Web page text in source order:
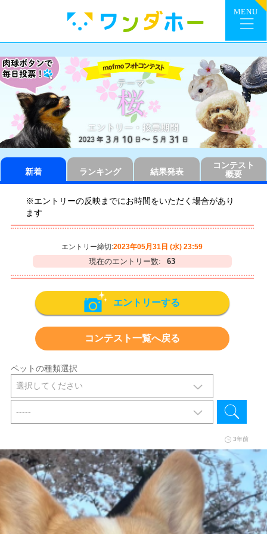
新着 ランキング 結果発表
コンテスト
概要
※エントリーの反映までにお時間をいただく場合があり
ます
エントリー締切:2023年05月31日 (水) 23:59
現在のエントリー数: 63
エントリーする
コンテスト一覧へ戻る
ペットの種類選択
3年前